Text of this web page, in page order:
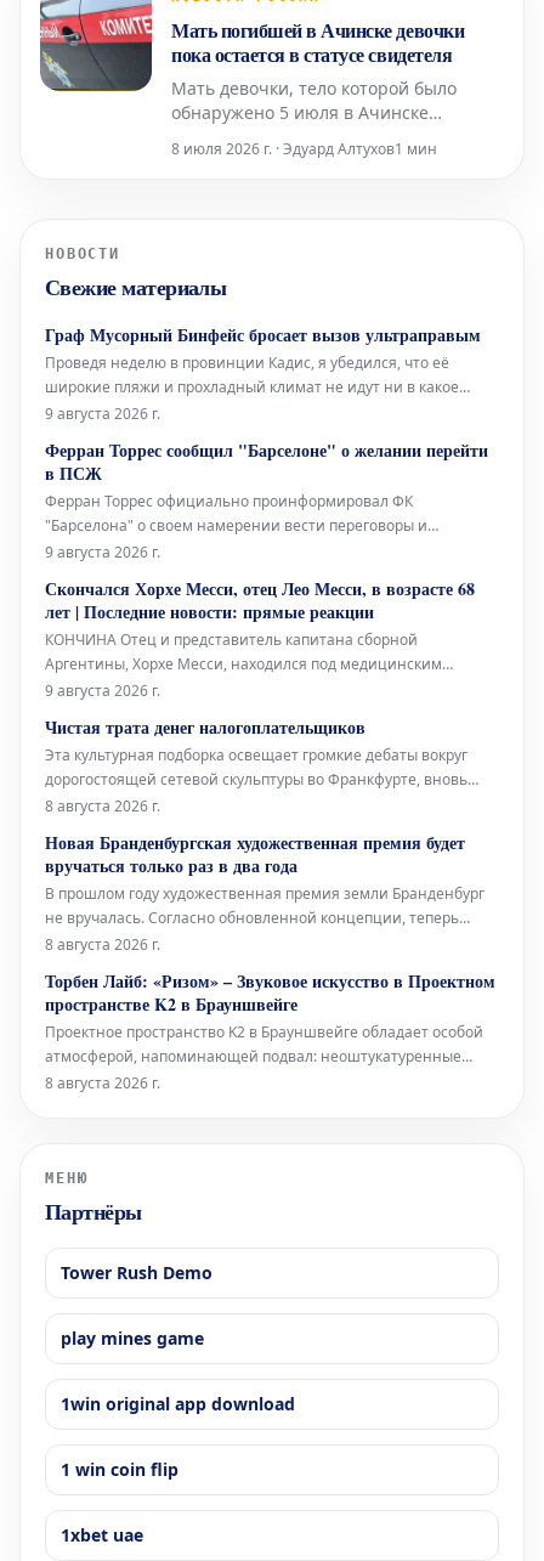
около пяти тысяч различных
артефактов: конв
Мать погибшей в Ачинске девочки
пока остается в статусе свидетеля
Мать девочки, тело которой было
обнаружено 5 июля в Ачинске
исчезновения, на данный момент
Следственного комитета России.
8 июля 2026 г. · Эдуард Алтухов1 мин
НОВОСТИ
Свежие материалы
Граф Мусорный Бинфейс бросает вызов ультраправым
Проведя неделю в провинции Кадис, я убедился, что её
широкие пляжи и прохладный климат не идут ни в какое
сравнение со средиземноморским побережьем. Здесь, в
благодаря океанским бризам, смягчающим силу солнца, он
совершенно не нужен.
9 августа 2026 г.
Ферран Торрес сообщил "Барселоне" о желании перейти
в ПСЖ
Ферран Торрес официально проинформировал ФК
"Барселона" о своем намерении вести переговоры и
заключить соглашение с "ПСЖ". Валенсийский нападающий
забил победный гол в финале Чемпионата мира, и сообщил
об этом главному тренеру Ханси Флику
9 августа 2026 г.
Скончался Хорхе Месси, отец Лео Месси, в возрасте 68
лет | Последние новости: прямые реакции
КОНЧИНА Отец и представитель капитана сборной
Аргентины, Хорхе Месси, находился под медицинским
наблюдением в течение нескольких месяцев из-за своего
кончине в возрасте 68 лет, что потрясло весь футбольный
мир.
9 августа 2026 г.
Чистая трата денег налогоплательщиков
Эта культурная подборка освещает громкие дебаты вокруг
дорогостоящей сетевой скульптуры во Франкфурте, вновь
открывшуюся Галерею Аполлона в Лувре, культовое
Берлинского Фольксбюне, превращенного во временный
открытый бассейн. Дебаты во
8 августа 2026 г.
Новая Бранденбургская художественная премия будет
вручаться только раз в два года
В прошлом году художественная премия земли Бранденбург
не вручалась. Согласно обновленной концепции, теперь
премия будет присуждаться только раз в два года, и это не
утверждая новую структуру премии, намерено оказать
всестороннюю поддержку
8 августа 2026 г.
Торбен Лайб: «Ризом» – Звуковое искусство в Проектном
пространстве K2 в Брауншвейге
Проектное пространство K2 в Брауншвейге обладает особой
атмосферой, напоминающей подвал: неоштукатуренные
стены, высоко расположенные окна и видимые трубы, словно
8 августа 2026 г.
МЕНЮ
Партнёры
Tower Rush Demo
play mines game
1win original app download
1 win coin flip
1xbet uae